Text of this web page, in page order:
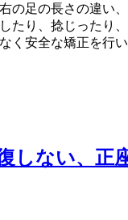
の足の長さの違
たり、捻じったり
く安全な矯正を行
ない、正